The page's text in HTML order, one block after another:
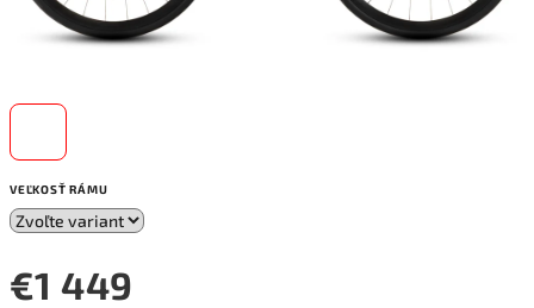
VEĽKOSŤ RÁMU
€1 449